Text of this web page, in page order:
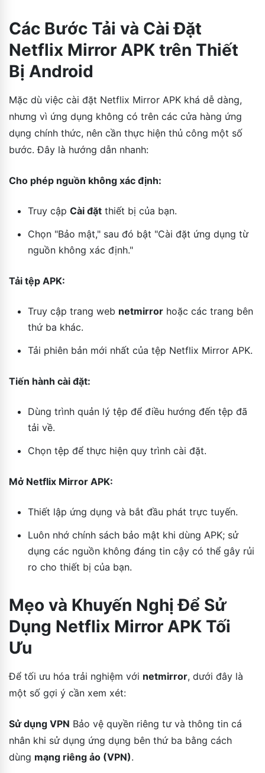
Các Bước Tải và Cài Đặt
Netflix Mirror APK trên Thiết
Bị Android
Mặc dù việc cài đặt Netflix Mirror APK khá dễ dàng,
nhưng vì ứng dụng không có trên các cửa hàng ứng
dụng chính thức, nên cần thực hiện thủ công một số
bước. Đây là hướng dẫn nhanh:
Cho phép nguồn không xác định:
Truy cập Cài đặt thiết bị của bạn.
Chọn "Bảo mật," sau đó bật "Cài đặt ứng dụng từ
nguồn không xác định."
Tải tệp APK:
Truy cập trang web netmirror hoặc các trang bên
thứ ba khác.
Tải phiên bản mới nhất của tệp Netflix Mirror APK.
Tiến hành cài đặt:
Dùng trình quản lý tệp để điều hướng đến tệp đã
tải về.
Chọn tệp để thực hiện quy trình cài đặt.
Mở Netflix Mirror APK:
Thiết lập ứng dụng và bắt đầu phát trực tuyến.
Luôn nhớ chính sách bảo mật khi dùng APK; sử
dụng các nguồn không đáng tin cậy có thể gây rủi
ro cho thiết bị của bạn.
Mẹo và Khuyến Nghị Để Sử
Dụng Netflix Mirror APK Tối
Ưu
Để tối ưu hóa trải nghiệm với netmirror, dưới đây là
một số gợi ý cần xem xét:
Sử dụng VPN Bảo vệ quyền riêng tư và thông tin cá
nhân khi sử dụng ứng dụng bên thứ ba bằng cách
dùng mạng riêng ảo (VPN).